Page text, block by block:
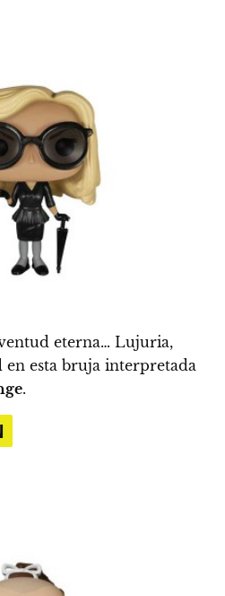
eterna… Lujuria,
en esta bruja interpretada
.